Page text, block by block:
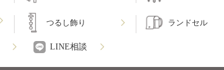
つるし飾り ランドセル
LINE相談